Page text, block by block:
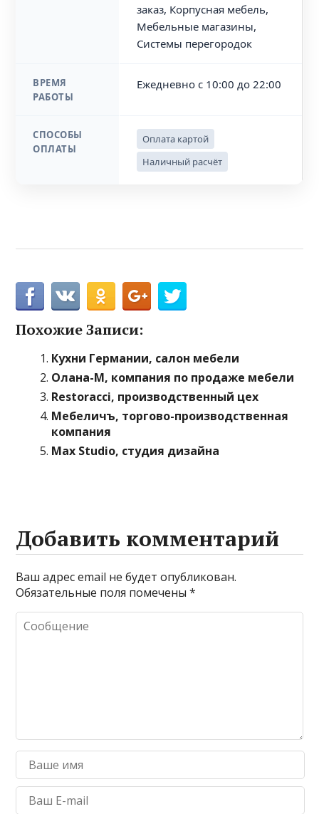
заказ, Корпусная мебель,
Мебельные магазины,
Системы перегородок
ВРЕМЯ
РАБОТЫ
Ежедневно с 10:00 до 22:00
СПОСОБЫ
ОПЛАТЫ
Оплата картой
Наличный расчёт
Похожие Записи:
Кухни Германии, салон мебели
Олана-М, компания по продаже мебели
Restoracci, производственный цех
Мебеличъ, торгово-производственная
компания
Max Studio, студия дизайна
Добавить комментарий
Ваш адрес email не будет опубликован.
Обязательные поля помечены*